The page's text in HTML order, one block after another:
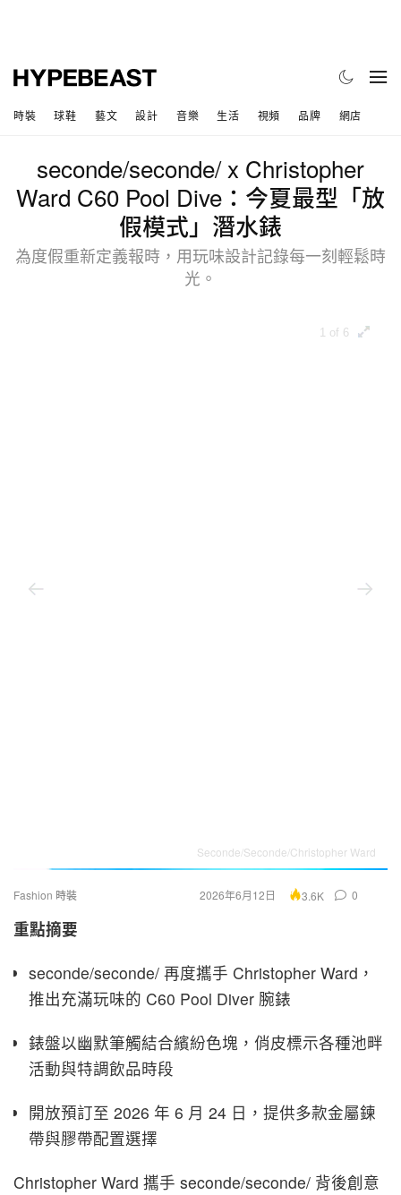
時裝 球鞋 藝文 設計 音樂 生活 視頻 品牌 網店
seconde/seconde/ x Christopher
Ward C60 Pool Dive：今夏最型「放
假模式」潛水錶
為度假重新定義報時，用玩味設計記錄每一刻輕鬆時
光。
1 of 6
Seconde/Seconde/Christopher Ward
Fashion 時裝 2026年6月12日 3.6K 0
重點摘要
seconde/seconde/ 再度攜手 Christopher Ward，
推出充滿玩味的 C60 Pool Diver 腕錶
錶盤以幽默筆觸結合繽紛色塊，俏皮標示各種池畔
活動與特調飲品時段
開放預訂至 2026 年 6 月 24 日，提供多款金屬鍊
帶與膠帶配置選擇
Christopher Ward 攜手 seconde/seconde/ 背後創意